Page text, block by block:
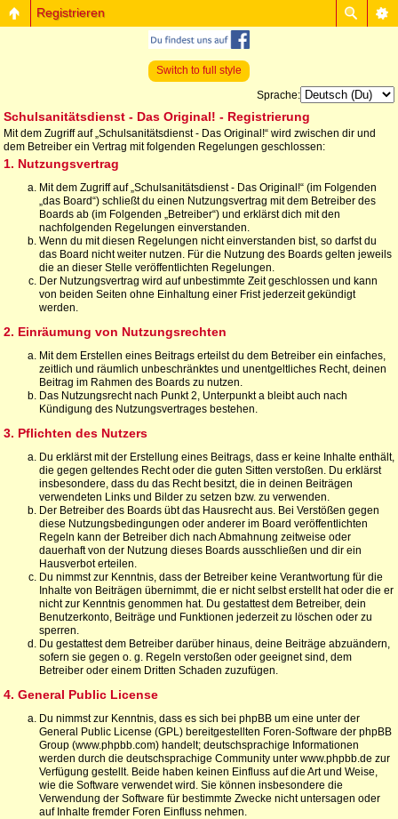
Registrieren
Switch to full style
Sprache:
Schulsanitätsdienst - Das Original! - Registrierung
Mit dem Zugriff auf „Schulsanitätsdienst - Das Original!“ wird zwischen dir und
dem Betreiber ein Vertrag mit folgenden Regelungen geschlossen:
1. Nutzungsvertrag
Mit dem Zugriff auf „Schulsanitätsdienst - Das Original!“ (im Folgenden
„das Board“) schließt du einen Nutzungsvertrag mit dem Betreiber des
Boards ab (im Folgenden „Betreiber“) und erklärst dich mit den
nachfolgenden Regelungen einverstanden.
Wenn du mit diesen Regelungen nicht einverstanden bist, so darfst du
das Board nicht weiter nutzen. Für die Nutzung des Boards gelten jeweils
die an dieser Stelle veröffentlichten Regelungen.
Der Nutzungsvertrag wird auf unbestimmte Zeit geschlossen und kann
von beiden Seiten ohne Einhaltung einer Frist jederzeit gekündigt
werden.
2. Einräumung von Nutzungsrechten
Mit dem Erstellen eines Beitrags erteilst du dem Betreiber ein einfaches,
zeitlich und räumlich unbeschränktes und unentgeltliches Recht, deinen
Beitrag im Rahmen des Boards zu nutzen.
Das Nutzungsrecht nach Punkt 2, Unterpunkt a bleibt auch nach
Kündigung des Nutzungsvertrages bestehen.
3. Pflichten des Nutzers
Du erklärst mit der Erstellung eines Beitrags, dass er keine Inhalte enthält,
die gegen geltendes Recht oder die guten Sitten verstoßen. Du erklärst
insbesondere, dass du das Recht besitzt, die in deinen Beiträgen
verwendeten Links und Bilder zu setzen bzw. zu verwenden.
Der Betreiber des Boards übt das Hausrecht aus. Bei Verstößen gegen
diese Nutzungsbedingungen oder anderer im Board veröffentlichten
Regeln kann der Betreiber dich nach Abmahnung zeitweise oder
dauerhaft von der Nutzung dieses Boards ausschließen und dir ein
Hausverbot erteilen.
Du nimmst zur Kenntnis, dass der Betreiber keine Verantwortung für die
Inhalte von Beiträgen übernimmt, die er nicht selbst erstellt hat oder die er
nicht zur Kenntnis genommen hat. Du gestattest dem Betreiber, dein
Benutzerkonto, Beiträge und Funktionen jederzeit zu löschen oder zu
sperren.
Du gestattest dem Betreiber darüber hinaus, deine Beiträge abzuändern,
sofern sie gegen o. g. Regeln verstoßen oder geeignet sind, dem
Betreiber oder einem Dritten Schaden zuzufügen.
4. General Public License
Du nimmst zur Kenntnis, dass es sich bei phpBB um eine unter der
General Public License (GPL) bereitgestellten Foren-Software der phpBB
Group (www.phpbb.com) handelt; deutschsprachige Informationen
werden durch die deutschsprachige Community unter www.phpbb.de zur
Verfügung gestellt. Beide haben keinen Einfluss auf die Art und Weise,
wie die Software verwendet wird. Sie können insbesondere die
Verwendung der Software für bestimmte Zwecke nicht untersagen oder
auf Inhalte fremder Foren Einfluss nehmen.